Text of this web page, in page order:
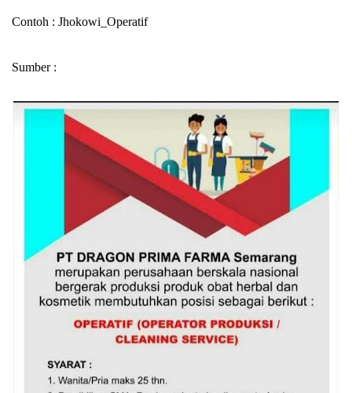
Contoh : Jhokowi_Operatif
Sumber :